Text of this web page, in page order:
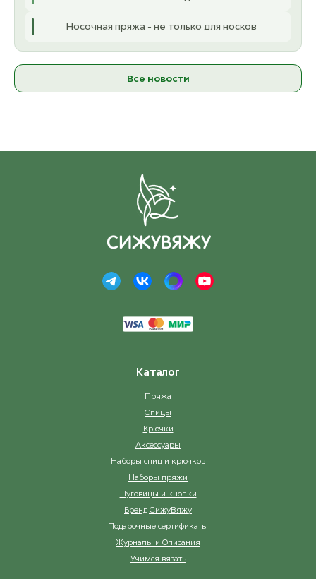
Носочная пряжа - не только для носков
Все новости
Каталог
Пряжа
Спицы
Крючки
Аксессуары
Наборы спиц и крючков
Наборы пряжи
Пуговицы и кнопки
Бренд СижуВяжу
Подарочные сертификаты
Журналы и Описания
Учимся вязать